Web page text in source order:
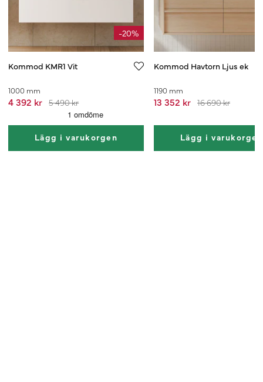
-20%
Kommod KMR1 Vit
1000 mm
4 392 kr 5 490 kr
Lägg i varukorgen
Kommod Havtorn Ljus ek
1190 mm
13 352 kr 16 690 kr
Lägg i varukorgen